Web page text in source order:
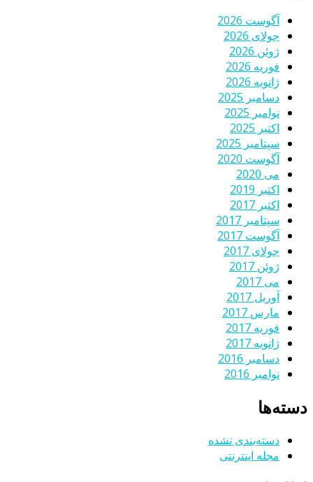
آگوست 2026
جولای 2026
ژوئن 2026
فوریه 2026
ژانویه 2026
دسامبر 2025
نوامبر 2025
اکتبر 2025
سپتامبر 2025
آگوست 2020
می 2020
اکتبر 2019
اکتبر 2017
سپتامبر 2017
آگوست 2017
جولای 2017
ژوئن 2017
می 2017
آوریل 2017
مارس 2017
فوریه 2017
ژانویه 2017
دسامبر 2016
نوامبر 2016
دسته‌ها
دسته‌بندی نشده
مجله اینترنتی